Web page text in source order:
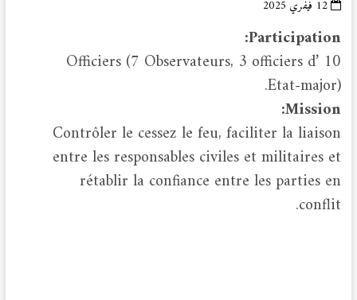
12 فيفري 2025
Participation:
10 Officiers (7 Observateurs, 3 officiers d’
Etat-major).
Mission:
Contrôler le cessez le feu, faciliter la liaison
entre les responsables civiles et militaires et
rétablir la confiance entre les parties en
conflit.